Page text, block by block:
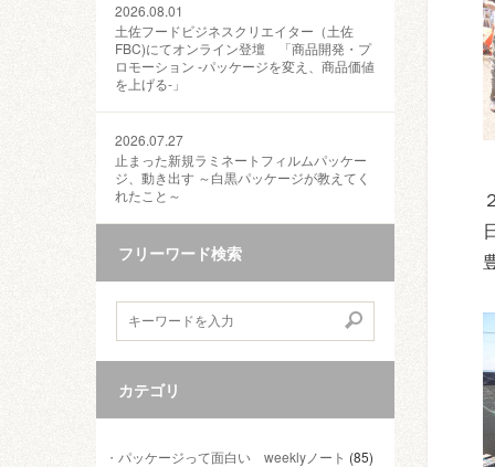
2026.08.01
土佐フードビジネスクリエイター（土佐
FBC)にてオンライン登壇 「商品開発・プ
ロモーション ‐パッケージを変え、商品価値
を上げる‐」
2026.07.27
止まった新規ラミネートフィルムパッケー
ジ、動き出す ～白黒パッケージが教えてく
れたこと～
フリーワード検索
カテゴリ
パッケージって面白い weeklyノート (85)